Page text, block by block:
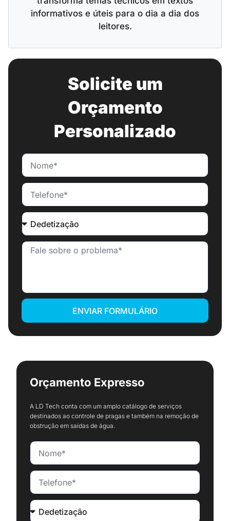
informativos e úteis para o dia a dia dos
leitores.
Solicite um
Orçamento
Personalizado
ENVIAR FORMULÁRIO
Orçamento Expresso
A LD Tech conta com um amplo catálogo de serviços
destinados ao controle de pragas e também na remoção de
obstrução em saídas de água.